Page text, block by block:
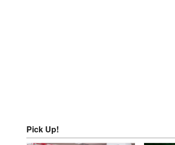
Pick Up!